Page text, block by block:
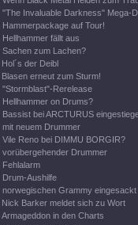
"The Invaluable Darkness" Mega-
Hammerpackage auf Tour!
Hellhammer fällt aus
Sachen zum Lachen?
Hol´s der Deibl
Blasen erneut zum Sturm!
"Stormblast"-Rerelease
Hellhammer on Drums?
Bassist bei ARCTURUS
mit neuem Drummer
Vile Reno bei DIMMU BORGIR?
vorübergehender Drummer
Fehlalarm
Drum-Aushilfe
norwegischen Grammy eingesackt
Nick Barker meldet sich zu Wort
Armageddon in den Charts